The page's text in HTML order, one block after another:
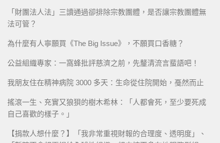
「財團法人法」三讀通過卻排除宗教團體，是否讓宗教團體無
法可管？
為什麼有人寧願買《The Big Issue》，不願買口香糖？
公益組織專家：一窩蜂批評慈濟之前，先釐清流言蜚語吧！
我朋友住在精神病院 3000 多天：生命從住院開始，戞然而止
搖滾一生、充實又狼狽的樹木希林：「人都會死，至少要死成
自己喜歡的樣子。」
【捐款人想什麼？】「我非常重視財報的合理度、透明度」、